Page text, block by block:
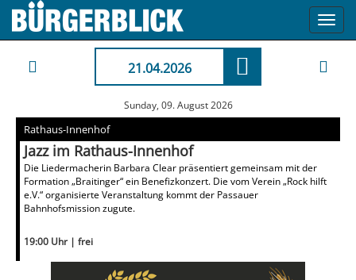
21.04.2026
Sunday, 09. August 2026
Rathaus-Innenhof
Jazz im Rathaus-Innenhof
Die Liedermacherin Barbara Clear präsentiert gemeinsam mit der
Formation „Braitinger“ ein Benefizkonzert. Die vom Verein „Rock hilft
e.V.“ organisierte Veranstaltung kommt der Passauer
Bahnhofsmission zugute.
19:00 Uhr | frei